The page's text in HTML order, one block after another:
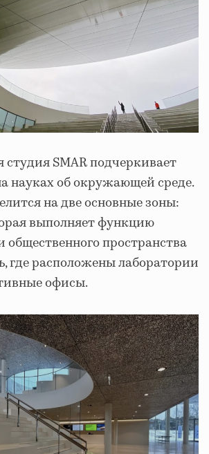
SMAR подчеркивает
науках об окружающей среде.
на две основные зоны:
выполняет функцию
общественного пространства
где расположены лаборатории
офисы.